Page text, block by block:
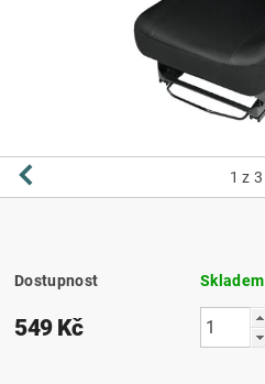
1 z 3
Dostupnost Skladem
549 Kč